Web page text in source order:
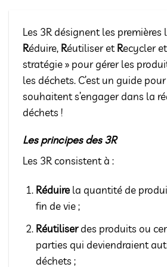
Les 3R désignent les premières
Réduire, Réutiliser et Recycler
stratégie » pour gérer les
les déchets. C’est un guide
souhaitent s’engager dans la
déchets !
Les principes des 3R
Les 3R consistent à :
Réduire la quantité de
fin de vie ;
Réutiliserdes produits ou
parties qui deviendraient
déchets ;